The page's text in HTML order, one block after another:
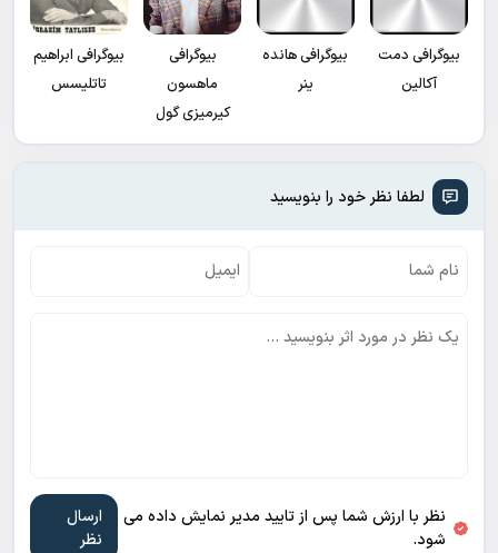
بیوگرافی دمت
آکالین
بیوگرافی هانده
ینر
بیوگرافی
ماهسون
کیرمیزی گول
بیوگرافی ابراهیم
تاتلیسس
لطفا نظر خود را بنویسید
نظر با ارزش شما پس از تایید مدیر نمایش داده می
شود.